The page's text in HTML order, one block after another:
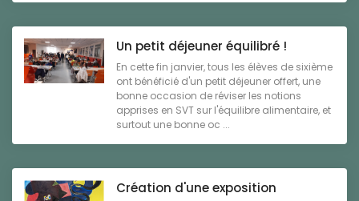
Un petit déjeuner équilibré !
En cette fin janvier, tous les élèves de sixième
ont bénéficié d'un petit déjeuner offert, une
bonne occasion de réviser les notions
apprises en SVT sur l'équilibre alimentaire, et
surtout une bonne oc ...
Création d'une exposition